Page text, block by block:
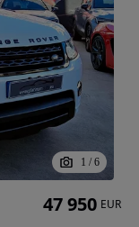
1 / 6
47 950 EUR